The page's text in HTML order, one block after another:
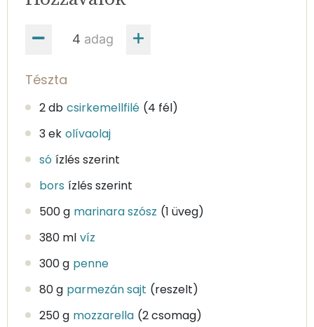
adag
Tészta
2 db csirkemellfilé (4 fél)
3 ek olívaolaj
só ízlés szerint
bors ízlés szerint
500 g marinara szósz (1 üveg)
380 ml víz
300 g penne
80 g parmezán sajt (reszelt)
250 g mozzarella (2 csomag)